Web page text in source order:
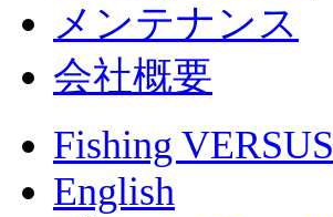
メンテナンス
会社概要
Fishing VERSUS
English